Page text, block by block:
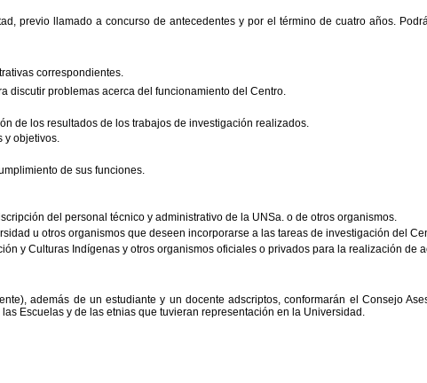
previo llamado a concurso de antecedentes y por el término de cuatro años.
correspondientes.
discutir problemas acerca del funcionamiento del Centro.
de los resultados de los trabajos de investigación realizados.
y objetivos.
de sus funciones.
del personal técnico y administrativo de la UNSa. o de otros organismos.
u otros organismos que deseen incorporarse a las tareas de investigación del
y Culturas Indígenas y otros organismos oficiales o privados para la realización de
además de un estudiante y un docente adscriptos, conformarán el Consejo
Escuelas y de las etnias que tuvieran representación en la Universidad.